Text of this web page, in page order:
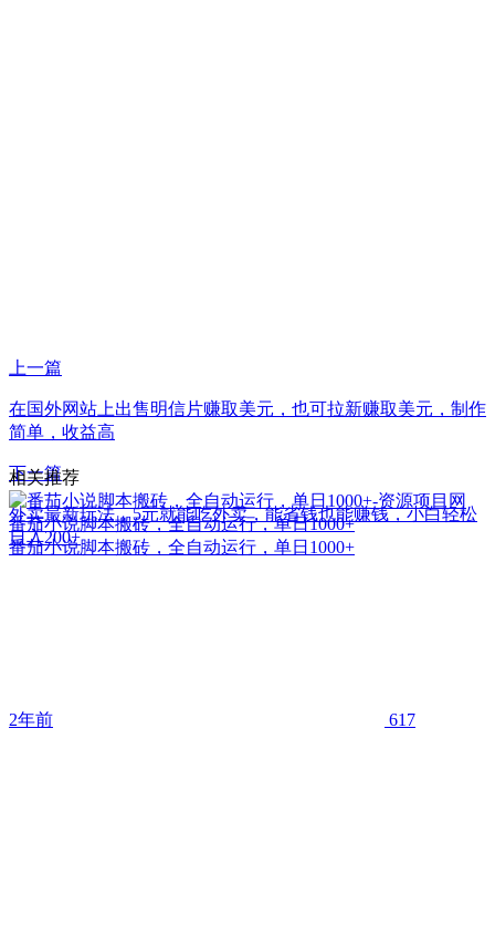
上一篇
在国外网站上出售明信片赚取美元，也可拉新赚取美元，制作
简单，收益高
下一篇
外卖最新玩法，5元就能吃外卖，能省钱也能赚钱，小白轻松
日入200+
相关推荐
番茄小说脚本搬砖，全自动运行，单日1000+
番茄小说脚本搬砖，全自动运行，单日1000+
2年前 617